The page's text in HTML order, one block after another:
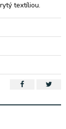
textíliou.